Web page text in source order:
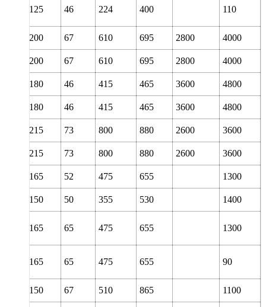
125 46 224 400 110
200 67 610 695 2800 4000
200 67 610 695 2800 4000
180 46 415 465 3600 4800
180 46 415 465 3600 4800
215 73 800 880 2600 3600
215 73 800 880 2600 3600
165 52 475 655 1300
150 50 355 530 1400
165 65 475 655 1300
165 65 475 655 90
150 67 510 865 1100